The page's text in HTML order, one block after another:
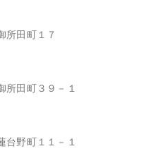
所田町１７
所田町３９－１
台野町１１－１